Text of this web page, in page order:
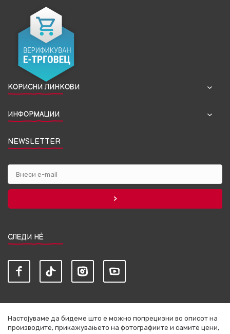
КОРИСНИ ЛИНКОВИ
ИНФОРМАЦИИ
NEWSLETTER
СЛЕДИ НЀ
Настојуваме да бидеме што е можно попрецизни во описот на
производите, прикажувањето на фотографиите и самите цени,